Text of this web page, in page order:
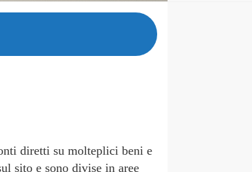
diretti su molteplici beni e
sito e sono divise in aree